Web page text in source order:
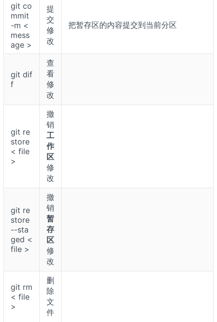
git co
mmit
-m <
mess
age >
提
交
修
改
把暂存区的内容提交到当前分区
git dif
f
查
看
修
改
git re
store
< file
>
撤
销
工
作
区
修
改
git re
store
--sta
ged <
file >
撤
销
暂
存
区
修
改
git rm
< file
>
删
除
文
件